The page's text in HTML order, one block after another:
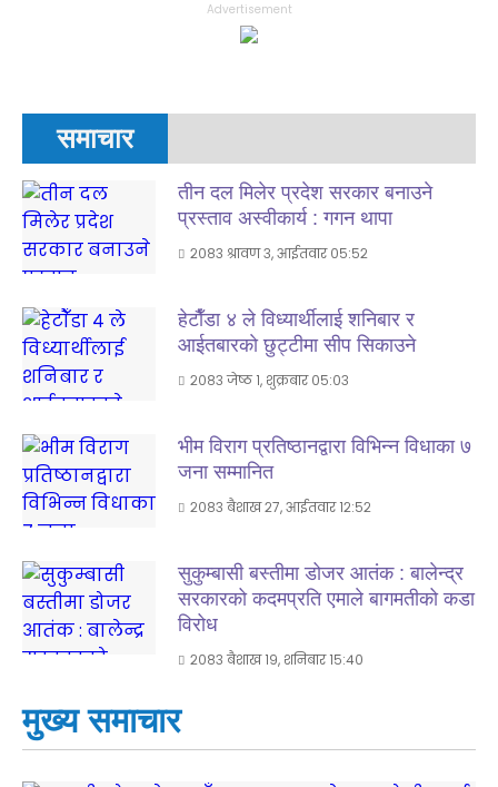
Advertisement
समाचार
तीन दल मिलेर प्रदेश सरकार बनाउने
प्रस्ताव अस्वीकार्य : गगन थापा
२०८३ श्रावण ३, आईतवार ०५:५२
हेटाैँडा ४ ले विध्यार्थीलाई शनिबार र
आईतबारकाे छुट्टीमा सीप सिकाउने
२०८३ जेष्ठ १, शुक्रबार ०५:०३
भीम विराग प्रतिष्ठानद्वारा विभिन्न विधाका ७
जना सम्मानित
२०८३ बैशाख २७, आईतवार १२:५२
सुकुम्बासी बस्तीमा डोजर आतंक : बालेन्द्र
सरकारको कदमप्रति एमाले बागमतीको कडा
विरोध
२०८३ बैशाख १९, शनिबार १५:४०
मुख्य समाचार